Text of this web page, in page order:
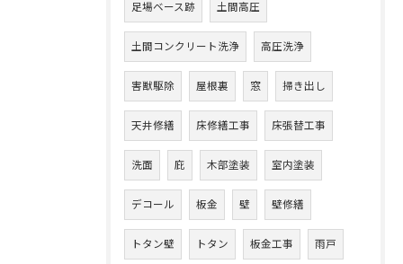
足場ベース跡 土間高圧
土間コンクリート洗浄 高圧洗浄
害獣駆除 屋根裏 窓 掃き出し
天井修繕 床修繕工事 床張替工事
洗面 庇 木部塗装 室内塗装
デコール 板金 壁 壁修繕
トタン壁 トタン 板金工事 雨戸